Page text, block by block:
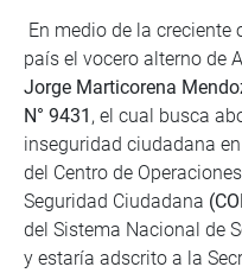
En medio de la
país el vocero alterno de
Jorge Marticorena
N° 9431 , el cual busca
inseguridad ciudadana
del Centro de
Seguridad Ciudadana
del Sistema Nacional de
y estaría adscrito a la